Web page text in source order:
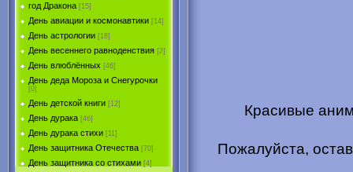
год Дракона [15]
День авиации и космонавтики [14]
День астрологии [18]
День весеннего равноденствия [2]
День влюблённых [46]
День деда Мороза и Снегурочки
[0]
День детской книги [12]
День дурака [46]
День дурака стихи [11]
День защитника Отечества [70]
День защитника со стихами [4]
Красивые
Пожалуйста,